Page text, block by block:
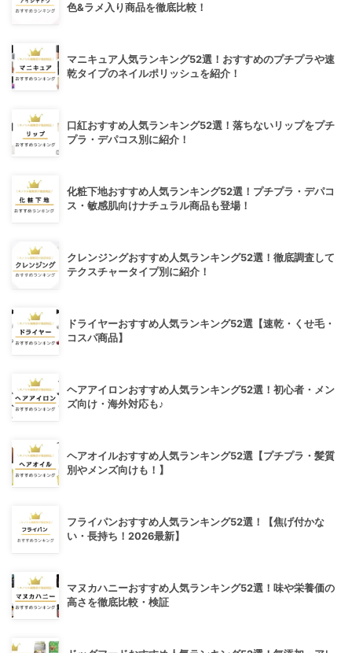
色&ラメ入り商品を徹底比較！
マニキュア人気ランキング52選！おすすめのプチプラや速
乾タイプのネイルポリッシュを紹介！
口紅おすすめ人気ランキング52選！落ちないリップをプチ
プラ・デパコス別に紹介！
化粧下地おすすめ人気ランキング52選！プチプラ・デパコ
ス・敏感肌向けナチュラル商品も登場！
クレンジングおすすめ人気ランキング52選！徹底調査して
テクスチャータイプ別に紹介！
ドライヤーおすすめ人気ランキング52選【速乾・くせ毛・
コスパ商品】
ヘアアイロンおすすめ人気ランキング52選！初心者・メン
ズ向け・海外対応も♪
ヘアオイルおすすめ人気ランキング52選【プチプラ・髪質
別やメンズ向けも！】
フライパンおすすめ人気ランキング52選！【焦げ付かな
い・長持ち！2026最新】
マヌカハニーおすすめ人気ランキング52選！味や栄養価の
高さを徹底比較・検証